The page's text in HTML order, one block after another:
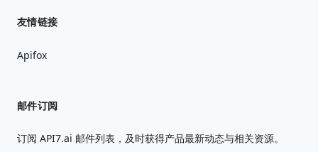
友情链接
Apifox
邮件订阅
订阅 API7.ai 邮件列表，及时获得产品最新动态与相关资源。